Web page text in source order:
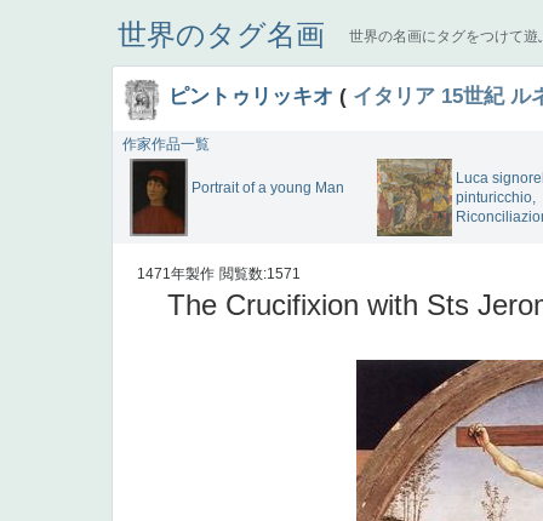
世界のタグ名画 世界の名画にタグをつけて遊
ピントゥリッキオ ( イタリア 15世紀 ル
作家作品一覧
Portrait of a young Man
Luca
pinturicchio,
1471年製作 閲覧数:1571
The Crucifixion with Sts